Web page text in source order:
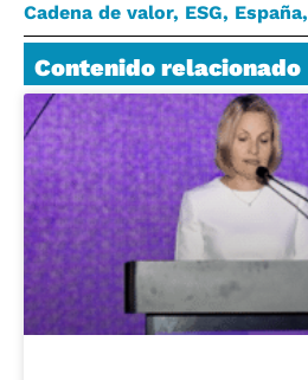
Cadena de valor, ESG, España,
Contenido relacionado